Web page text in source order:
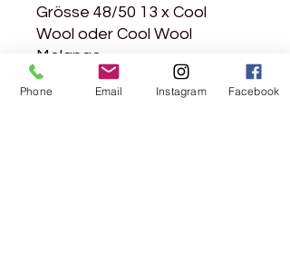
Grösse 48/50 13 x Cool
Wool oder Cool Wool
Melange
Du benötigst ausserdem:
Phone Email Instagram Facebook